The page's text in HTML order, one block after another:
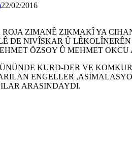
22/02/2016
ROJA ZIMANÊ ZIKMAKÎ YA
DE NIVÎSKAR Û
ÖZSOY Û MEHMET
KURD-DER VE
ENGELLER
ARASINDAYDI.